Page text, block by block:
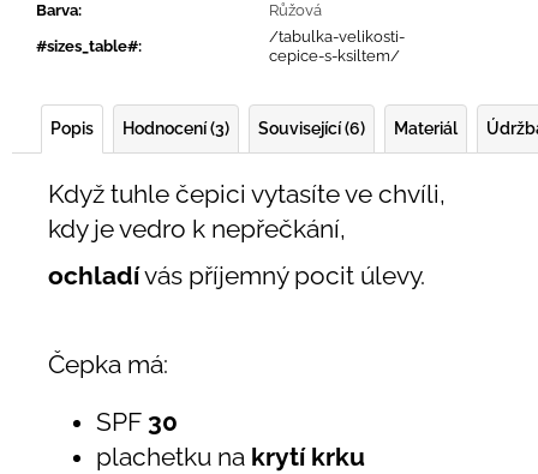
Barva:
Růžová
#sizes_table#:
/tabulka-velikosti-
cepice-s-ksiltem/
Popis Hodnocení (3) Související (6) Materiál
Když tuhle čepici vytasíte ve chvíli,
kdy je vedro k nepřečkání,
ochladívás příjemný pocit úlevy.
Čepka má:
SPF 30
plachetku na krytí krku